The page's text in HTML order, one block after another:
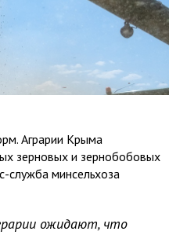
Аграрии Крыма
зерновых и зернобобовых
служба минсельхоза
ожидают, что